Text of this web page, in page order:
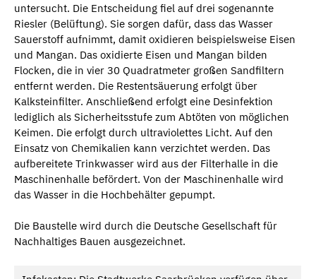
untersucht. Die Entscheidung fiel auf drei sogenannte
Riesler (Belüftung). Sie sorgen dafür, dass das Wasser
Sauerstoff aufnimmt, damit oxidieren beispielsweise Eisen
und Mangan. Das oxidierte Eisen und Mangan bilden
Flocken, die in vier 30 Quadratmeter großen Sandfiltern
entfernt werden. Die Restentsäuerung erfolgt über
Kalksteinfilter. Anschließend erfolgt eine Desinfektion
lediglich als Sicherheitsstufe zum Abtöten von möglichen
Keimen. Die erfolgt durch ultraviolettes Licht. Auf den
Einsatz von Chemikalien kann verzichtet werden. Das
aufbereitete Trinkwasser wird aus der Filterhalle in die
Maschinenhalle befördert. Von der Maschinenhalle wird
das Wasser in die Hochbehälter gepumpt.
Die Baustelle wird durch die Deutsche Gesellschaft für
Nachhaltiges Bauen ausgezeichnet.